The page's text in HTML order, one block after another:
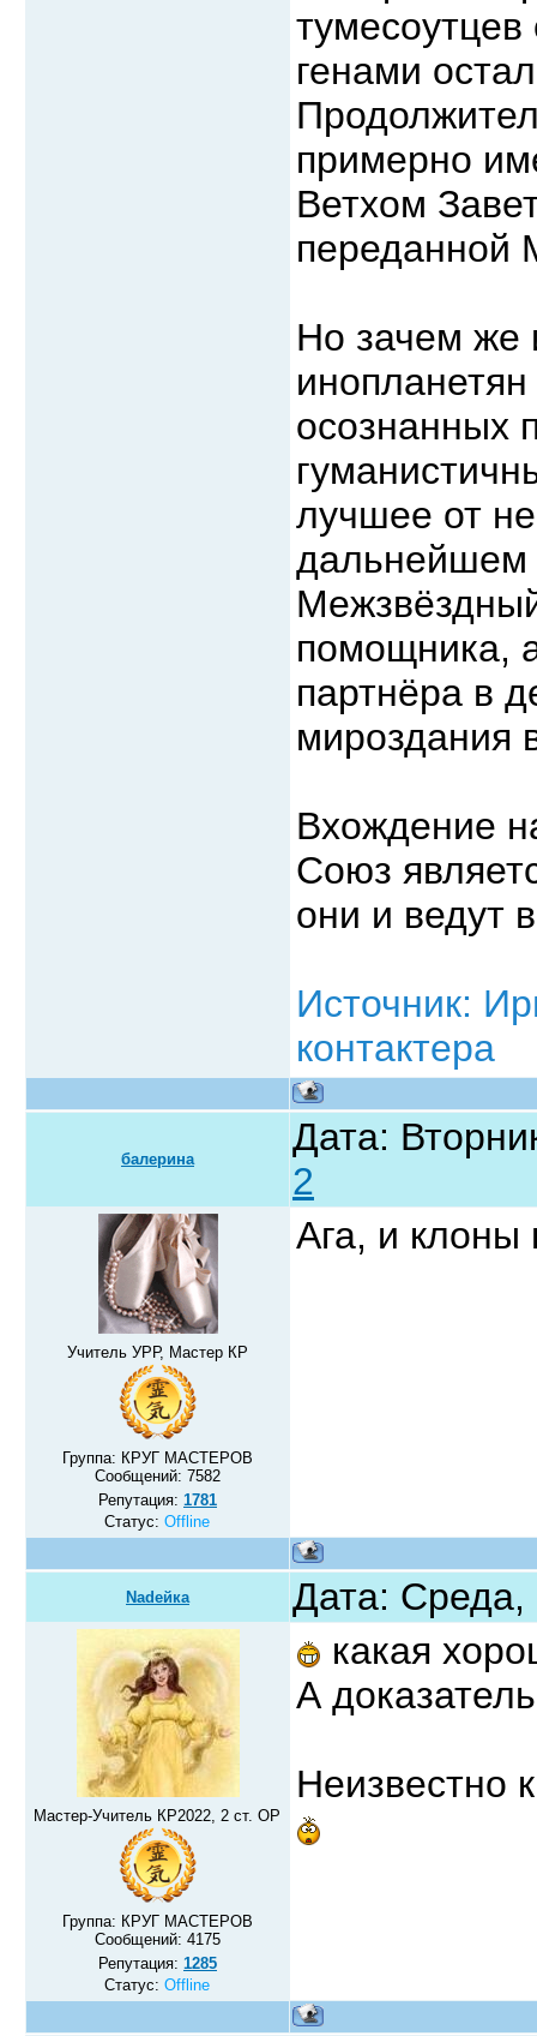
генами
примерно
Ветхом
переданной
Но зачем же
осознанных
лучшее от
дальнейшем
помощника,
партнёра в
мироздания
Вхождение
Союз
они и ведут
Источник:
контактера
балерина
Дата:
2
Учитель УРР, Мастер КР
Группа: КРУГ МАСТЕРОВ
Сообщений: 7582
Репутация: 1781
Статус:Offline
Ага, и клоны
Nadeйка Дата:
Мастер-Учитель КР2022, 2 ст. ОР
Группа: КРУГ МАСТЕРОВ
Сообщений: 4175
Репутация: 1285
Статус:Offline
какая
А
Неизвестно